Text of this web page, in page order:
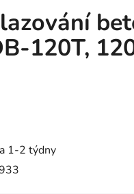
120T,
1-2 týdny